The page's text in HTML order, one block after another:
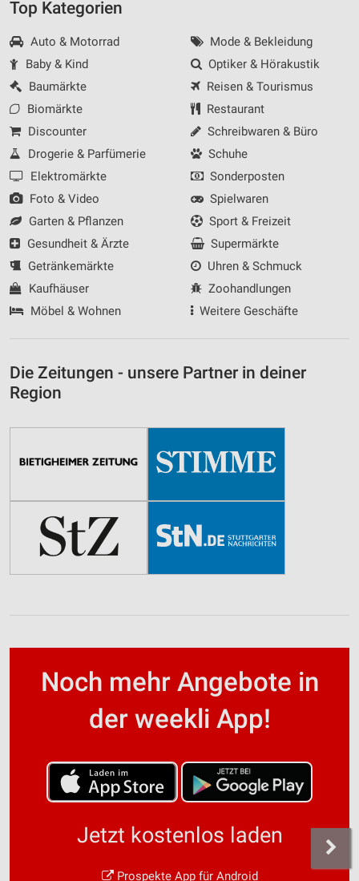
Top Kategorien
Auto & Motorrad
Baby & Kind
Baumärkte
Biomärkte
Discounter
Drogerie & Parfümerie
Elektromärkte
Foto & Video
Garten & Pflanzen
Gesundheit & Ärzte
Getränkemärkte
Kaufhäuser
Möbel & Wohnen
Mode & Bekleidung
Optiker & Hörakustik
Reisen & Tourismus
Restaurant
Schreibwaren & Büro
Schuhe
Sonderposten
Spielwaren
Sport & Freizeit
Supermärkte
Uhren & Schmuck
Zoohandlungen
Weitere Geschäfte
Die Zeitungen - unsere Partner in deiner
Region
Noch mehr Angebote in
der weekli App!
Jetzt kostenlos laden
Prospekte App für Android